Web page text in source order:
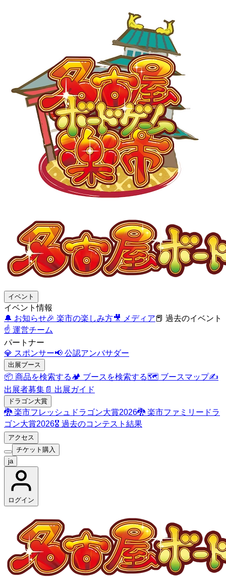
イベント
イベント情報
🔔 お知らせ🎉 楽市の楽しみ方🎥 メディア📕 過去のイベント
☝️ 運営チーム
パートナー
💎 スポンサー📢 公認アンバサダー
出展ブース
📦 商品を検索する🏕️ ブースを検索する🗺️ ブースマップ✍️
出展者募集 📄 出展ガイド
ドラゴン大賞
🐉 楽市フレッシュドラゴン大賞2026🐉 楽市ファミリードラ
ゴン大賞2026🎖️ 過去のコンテスト結果
アクセス
チケット購入
ja
ログイン